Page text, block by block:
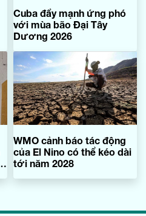
Cuba đẩy mạnh ứng phó
với mùa bão Đại Tây
Dương 2026
WMO cảnh báo tác động
của El Nino có thể kéo dài
tới năm 2028